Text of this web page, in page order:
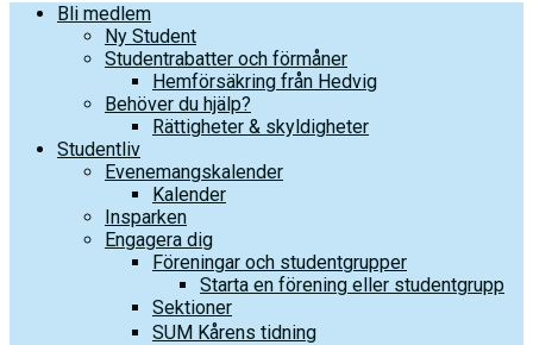
Bli medlem
Ny Student
Studentrabatter och förmåner
Hemförsäkring från Hedvig
Behöver du hjälp?
Rättigheter & skyldigheter
Studentliv
Evenemangskalender
Kalender
Insparken
Engagera dig
Föreningar och studentgrupper
Starta en förening eller studentgrupp
Sektioner
SUM Kårens tidning